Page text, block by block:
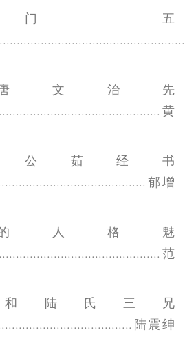
五
文治先
黄
公茹经书
郁增
人格魅
范
陆氏三兄
陆震绅